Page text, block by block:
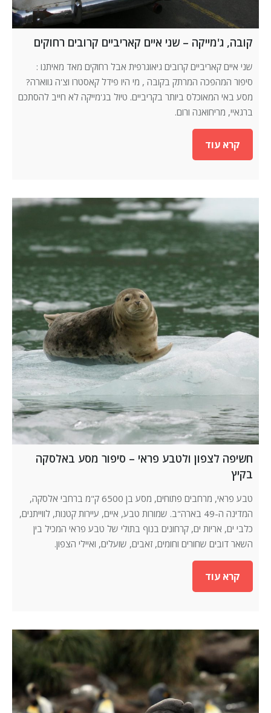
קובה, ג'מייקה – שני איים קאריביים קרובים רחוקים
שני איים קאריביים קרובים גיאוגרפית אבל רחוקים מאד מאיתנו :
סיפור המהפכה המרתק בקובה , מי היו פידל קאסטרו וצ'ה גווארה?
מסע באי המאוכלס ביותר בקריביים. טיול בג'מייקה לא חייב להסתכם
ברגאיי, מריחואנה ורום.
קרא עוד
חשיפה לצפון ולטבע פראי – סיפור מסע באלסקה
בקיץ
טבע פראי, מרחבים פתוחים, מסע בן 6500 ק"מ ברחבי אלסקה,
המדינה ה-49 בארה"ב. שמורות טבע, איים, עיירות קטנות, לווייתנים,
כלבי ים, אריות ים, קרחונים בנוף בתולי של טבע פראי המכיל בין
השאר דובים שחורים וחומים, זאבים, שועלים, ואיילי הצפון.
קרא עוד